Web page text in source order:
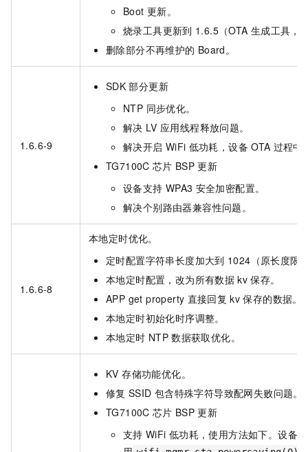
Boot 更新。
烧录工具更新到 1.6.5（OTA 生成工具，
删除部分不再维护的 Board。
1.6.6-9
SDK 部分更新
NTP 同步优化。
解决 LV 应用线程释放问题。
解决开启 WiFi 低功耗，设备 OTA 过程中
TG7100C 芯片 BSP 更新
设备支持 WPA3 安全加密配置。
解决个别路由器兼容性问题。
1.6.6-8
本地定时优化。
定时配置字符串长度加大到 1024（原长度限
本地定时配置，改为所有数据 kv 保存。
APP get property 直接回复 kv 保存的数据。
本地定时初始化时序调整。
本地定时 NTP 数据获取优化。
KV 存储功能优化。
修复 SSID 包含特殊字符导致配网失败问题。
TG7100C 芯片 BSP 更新
支持 WiFi 低功耗，使用方法如下。设备